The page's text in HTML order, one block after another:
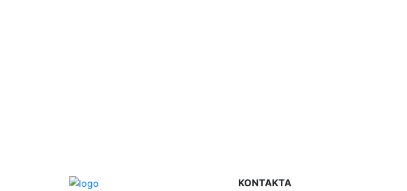
KONTAKTA